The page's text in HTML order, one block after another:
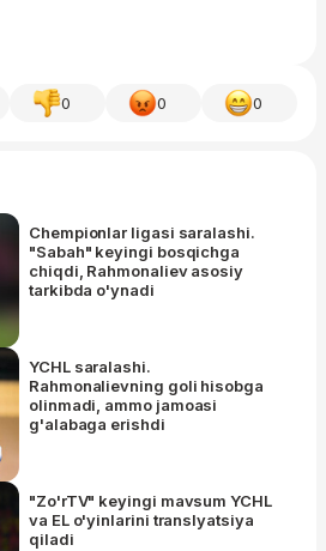
0 0 0
Chempionlar ligasi saralashi.
"Sabah" keyingi bosqichga
chiqdi, Rahmonaliev asosiy
tarkibda o'ynadi
YCHL saralashi.
Rahmonalievning goli hisobga
olinmadi, ammo jamoasi
g'alabaga erishdi
"Zo'rTV" keyingi mavsum YCHL
va EL o'yinlarini translyatsiya
qiladi